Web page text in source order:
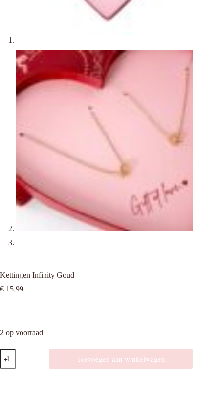
Kettingen Infinity Goud
€ 15,99
2 op voorraad
Kettingen
Infinity
Goud
Toevoegen aan winkelwagen